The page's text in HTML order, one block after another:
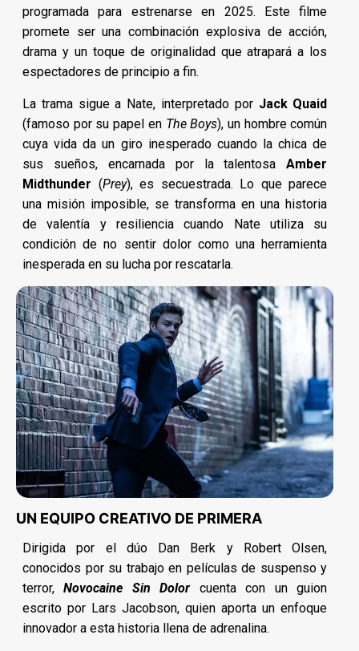
programada para estrenarse en 2025. Este filme
promete ser una combinación explosiva de acción,
drama y un toque de originalidad que atrapará a los
espectadores de principio a fin.
La trama sigue a Nate, interpretado por Jack Quaid
(famoso por su papel en The Boys), un hombre común
cuya vida da un giro inesperado cuando la chica de
sus sueños, encarnada por la talentosaAmber
Midthunder (Prey), es secuestrada. Lo que parece
una misión imposible, se transforma en una historia
de valentía y resiliencia cuando Nate utiliza su
condición de no sentir dolor como una herramienta
inesperada en su lucha por rescatarla.
UN EQUIPO CREATIVO DE PRIMERA
Dirigida por el dúo Dan Berk y Robert Olsen,
conocidos por su trabajo en películas de suspenso y
terror,Novocaine Sin Dolor cuenta con un guion
escrito por Lars Jacobson, quien aporta un enfoque
innovador a esta historia llena de adrenalina.